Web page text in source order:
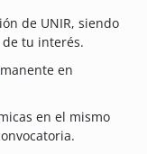
de UNIR, siendo
tu interés.
en
en el mismo